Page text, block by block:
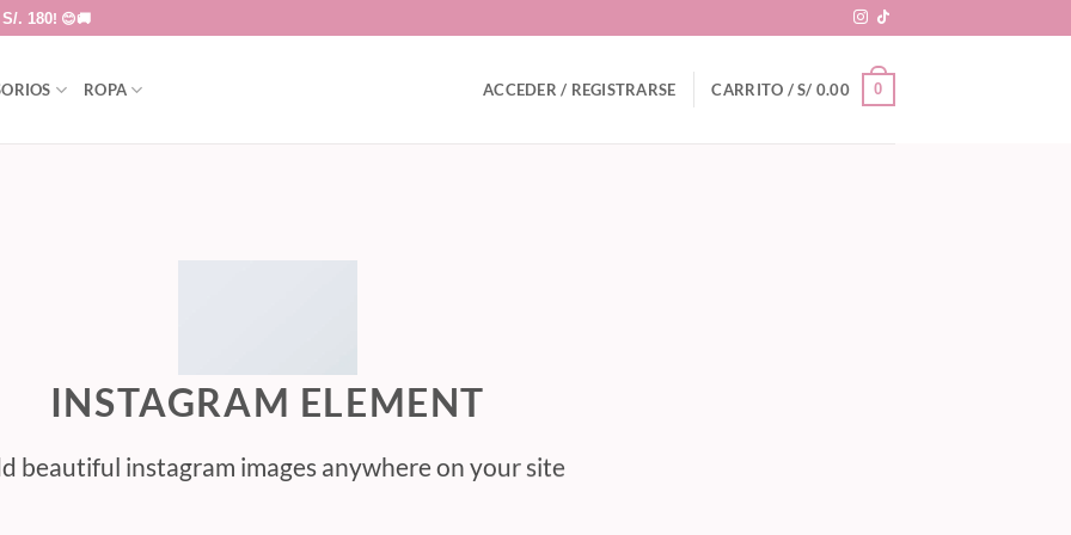
S/. 180! 😊🚚
ROPA ACCEDER / REGISTRARSE CARRITO /S/ 0.00 0
INSTAGRAM ELEMENT
beautiful instagram images anywhere on your site